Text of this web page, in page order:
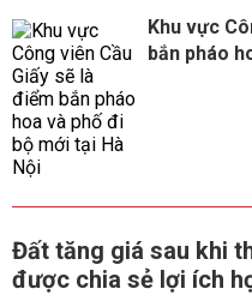
Khu vực
bắn pháo
Đất tăng giá sau khi
được chia sẻ lợi ích